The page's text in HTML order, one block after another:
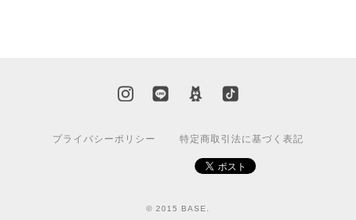
プライバシーポリシー 特定商取引法に基づく表記
© 2015 BASE.